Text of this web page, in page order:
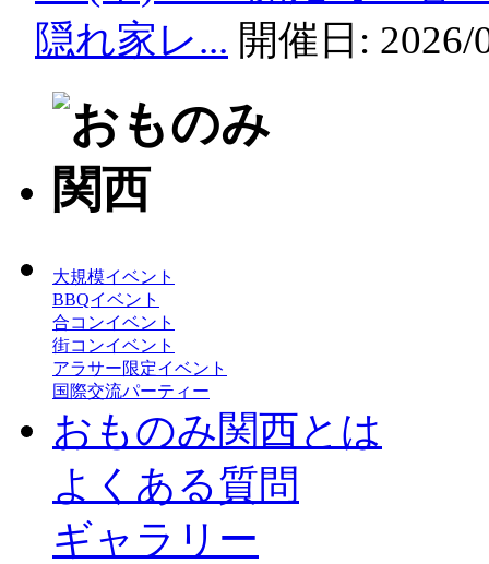
隠れ家レ... 開催日: 2026/
大規模イベント
BBQイベント
合コンイベント
街コンイベント
アラサー限定イベント
国際交流パーティー
おものみ関西とは
よくある質問
ギャラリー